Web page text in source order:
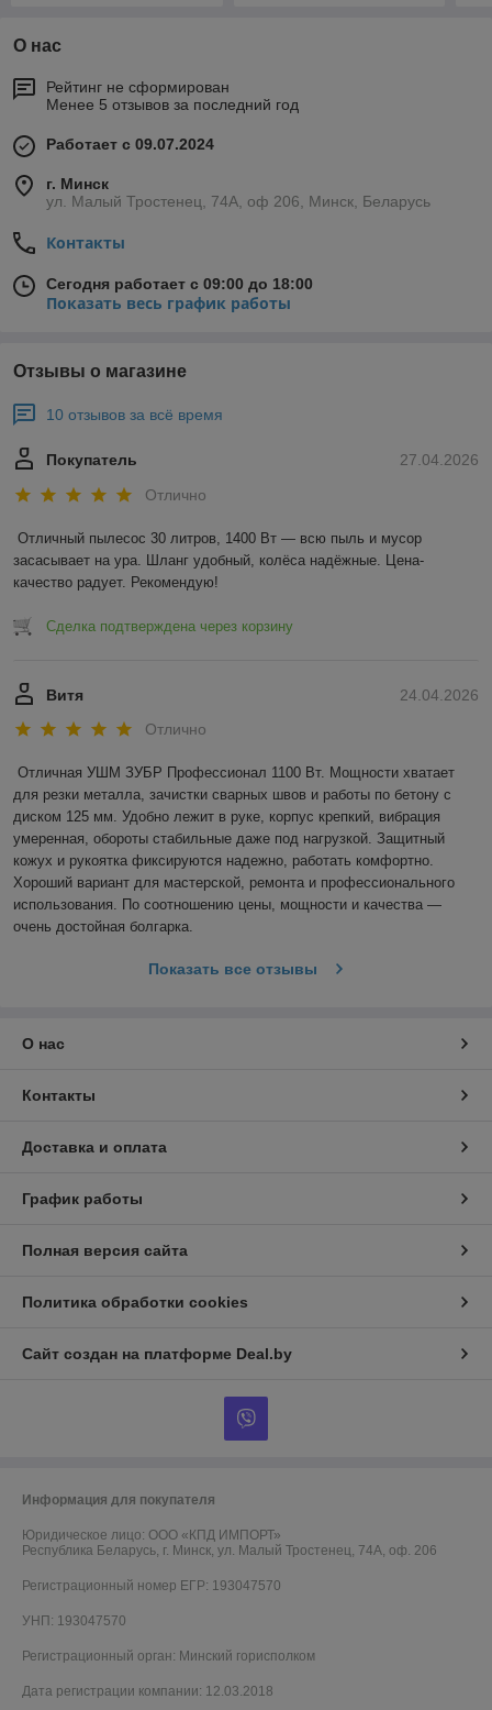
О нас
Рейтинг не сформирован
Менее 5 отзывов за последний год
Работает с 09.07.2024
г. Минск
ул. Малый Тростенец, 74А, оф 206, Минск, Беларусь
Контакты
Сегодня работает с 09:00 до 18:00
Показать весь график работы
Отзывы о магазине
10 отзывов за всё время
27.04.2026
Покупатель
Отлично
Отличный пылесос 30 литров, 1400 Вт — всю пыль и мусор
засасывает на ура. Шланг удобный, колёса надёжные. Цена-
качество радует. Рекомендую!
Сделка подтверждена через корзину
24.04.2026
Витя
Отлично
Отличная УШМ ЗУБР Профессионал 1100 Вт. Мощности хватает
для резки металла, зачистки сварных швов и работы по бетону с
диском 125 мм. Удобно лежит в руке, корпус крепкий, вибрация
умеренная, обороты стабильные даже под нагрузкой. Защитный
кожух и рукоятка фиксируются надежно, работать комфортно.
Хороший вариант для мастерской, ремонта и профессионального
использования. По соотношению цены, мощности и качества —
очень достойная болгарка.
Показать все отзывы
О нас
Контакты
Доставка и оплата
График работы
Полная версия сайта
Политика обработки cookies
Сайт создан на платформе Deal.by
Информация для покупателя
Юридическое лицо: ООО «КПД ИМПОРТ»
Республика Беларусь, г. Минск, ул. Малый Тростенец, 74А, оф. 206
Регистрационный номер ЕГР: 193047570
УНП: 193047570
Регистрационный орган: Минский горисполком
Дата регистрации компании: 12.03.2018